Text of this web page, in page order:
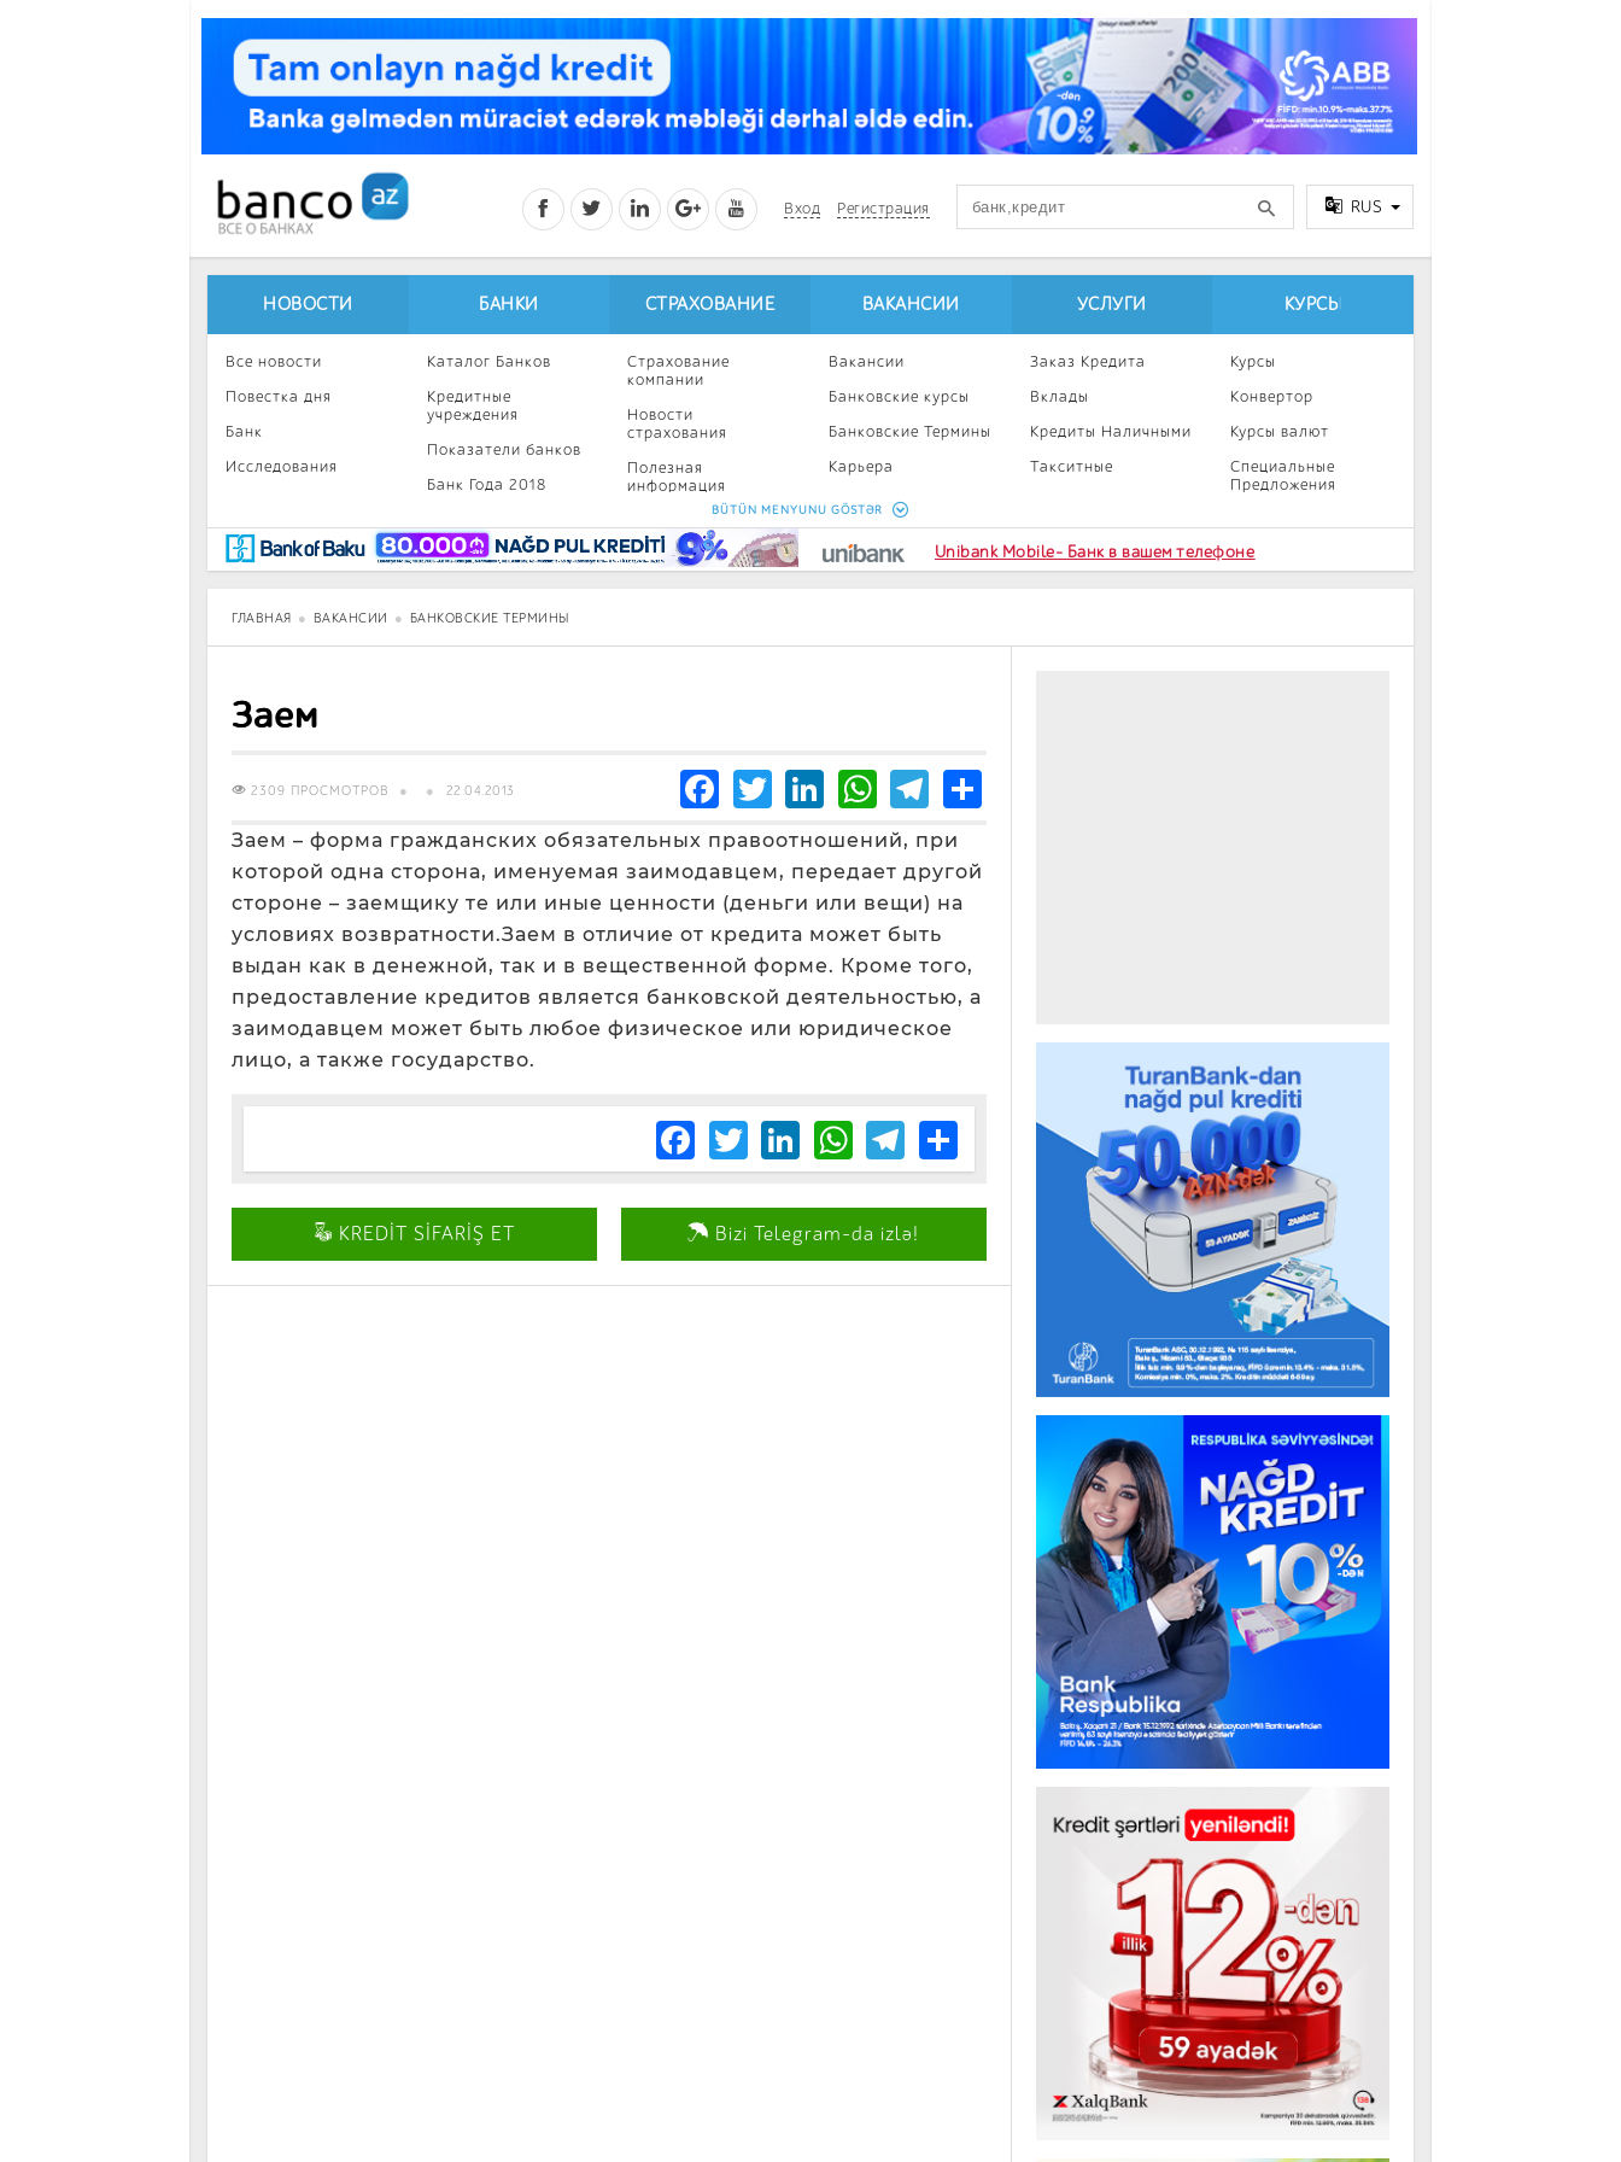
Вход Регистрация RUS
НОВОСТИ
Все новости
Повестка дня
Банк
Исследования
Инвестиции
BancoTV
БАНКИ
Каталог Банков
Кредитные
учреждения
Показатели банков
Банк Года 2018
СТРАХОВАНИЕ
Страхование
компании
Новости
страхования
Полезная
информация
калькулятор
ВАКАНСИИ
Вакансии
Банковские курсы
Банковские Термины
Карьера
Профессиональное
развитие
УСЛУГИ
Заказ Кредита
Вклады
Кредиты Наличными
Такситные
КУРСЫ
Курсы
Конвертор
Курсы валют
Специальные
Предложения
BÜTÜN MENYUNU GÖSTƏR
Unibank Mobile- Банк в вашем телефоне
ГЛАВНАЯ ВАКАНСИИ БАНКОВСКИЕ ТЕРМИНЫ
Заем
2309 ПРОСМОТРОВ 22.04.2013 Facebook
TwitterLinkedIn
WhatsApp
Telegram
Share
Заем – форма гражданских обязательных правоотношений, при
которой одна сторона, именуемая заимодавцем, передает другой
стороне – заемщику те или иные ценности (деньги или вещи) на
условиях возвратности.Заем в отличие от кредита может быть
выдан как в денежной, так и в вещественной форме. Кроме того,
предоставление кредитов является банковской деятельностью, а
заимодавцем может быть любое физическое или юридическое
лицо, а также государство.
Facebook
TwitterLinkedIn
WhatsApp
Telegram
Share
KREDİT SİFARİŞ ET Bizi Telegram-da izlə!